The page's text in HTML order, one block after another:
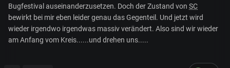
Bugfestival auseinanderzusetzen. Doch der Zustand von SC
bewirkt bei mir eben leider genau das Gegenteil. Und jetzt wird
wieder irgendwo irgendwas massiv verändert. Also sind wir wieder
am Anfang vom Kreis......und drehen uns.....